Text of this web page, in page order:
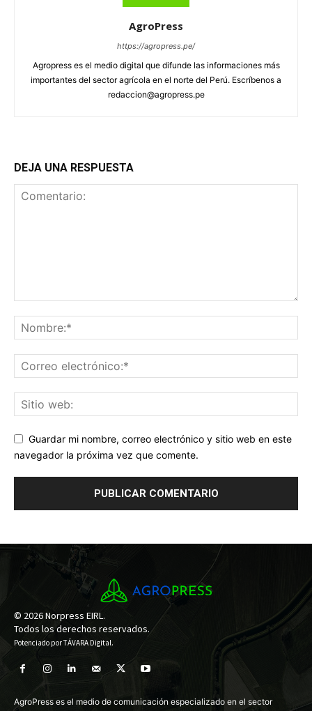
AgroPress
https://agropress.pe/
Agropress es el medio digital que difunde las informaciones más
importantes del sector agrícola en el norte del Perú. Escríbenos a
redaccion@agropress.pe
DEJA UNA RESPUESTA
Guardar mi nombre, correo electrónico y sitio web en este
navegador la próxima vez que comente.
© 2026 Norpress EIRL.
Todos los derechos reservados.
Potenciado porTÁVARA Digital.
AgroPress es el medio de comunicación especializado en el sector